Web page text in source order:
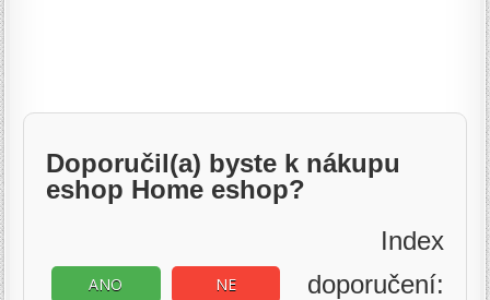
Doporučil(a) byste k nákupu
eshop Home eshop?
ANO NE
Index
doporučení: